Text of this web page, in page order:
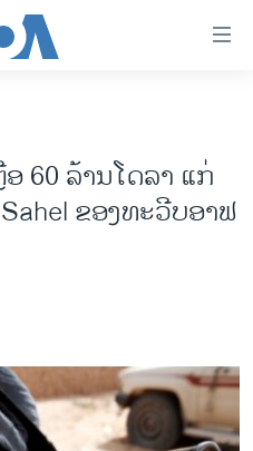
ດ 2024
60 ລ້ານ​ໂດ​ລາ ​ແກ່
ຂອງ​ທະວີບອາ​ຟ